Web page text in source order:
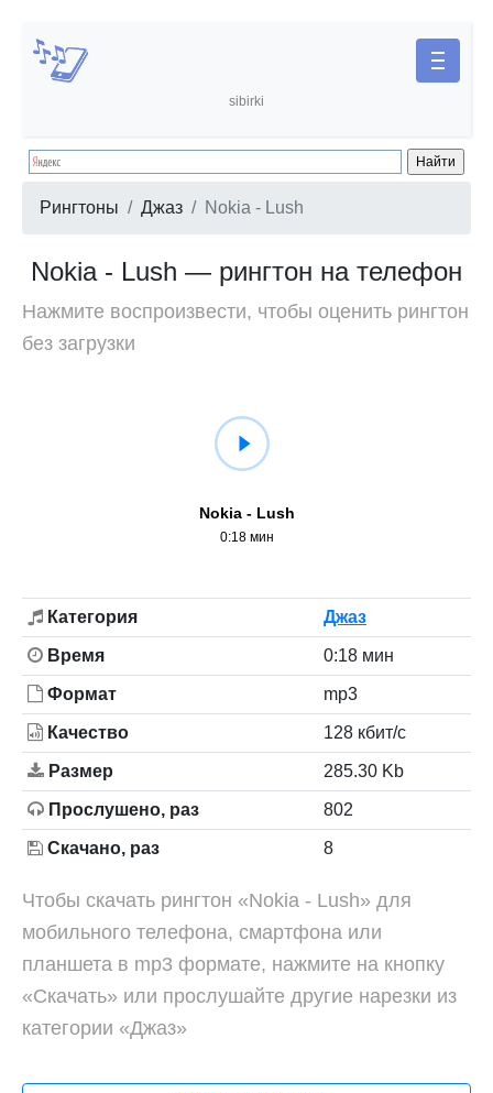
sibirki
Рингтоны Джаз Nokia - Lush
Nokia - Lush — рингтон на телефон
Нажмите воспроизвести, чтобы оценить рингтон
без загрузки
Nokia - Lush
0:18 мин
Категория Джаз
Время 0:18 мин
Формат mp3
Качество 128 кбит/с
Размер 285.30 Kb
Прослушено, раз 802
Скачано, раз 8
Чтобы скачать рингтон «Nokia - Lush» для
мобильного телефона, смартфона или
планшета в mp3 формате, нажмите на кнопку
«Скачать» или прослушайте другие нарезки из
категории «Джаз»